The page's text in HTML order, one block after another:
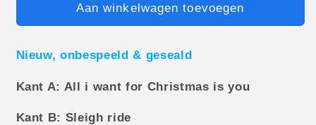
Aan winkelwagen toevoegen
Nieuw, onbespeeld & geseald
Kant A: All i want for Christmas is you
Kant B: Sleigh ride